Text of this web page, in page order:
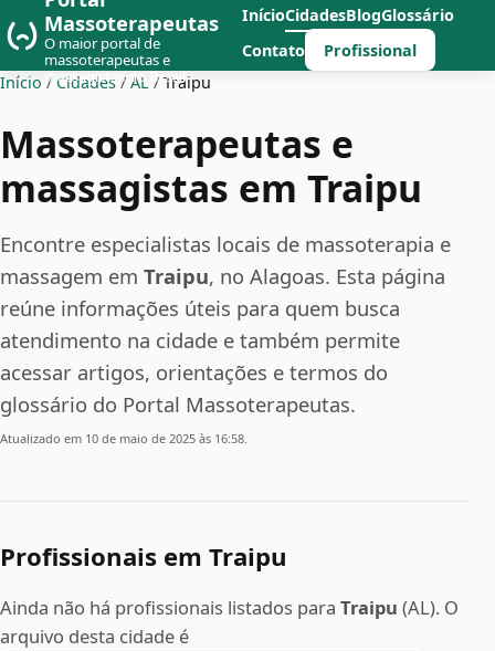
Massoterapeutas
O maior portal de
massoterapeutas e
massagistas do Brasil
InícioCidadesBlogGlossário
Contato
Profissional
Início / Cidades / AL / Traipu
Massoterapeutas e
massagistas em Traipu
Encontre especialistas locais de massoterapia e
massagem em Traipu, no Alagoas. Esta página
reúne informações úteis para quem busca
atendimento na cidade e também permite
acessar artigos, orientações e termos do
glossário do Portal Massoterapeutas.
Atualizado em 10 de maio de 2025 às 16:58.
Profissionais em Traipu
Ainda não há profissionais listados para Traipu (AL). O
arquivo desta cidade é